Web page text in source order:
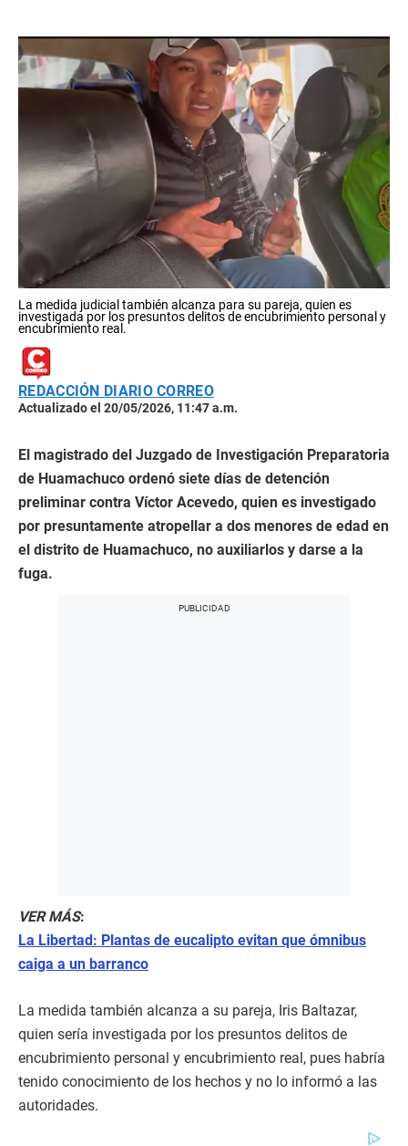
La medida judicial también alcanza para su pareja, quien es
investigada por los presuntos delitos de encubrimiento personal y
encubrimiento real.
REDACCIÓN DIARIO CORREO
Actualizado el 20/05/2026, 11:47 a.m.
El magistrado del Juzgado de Investigación Preparatoria
de Huamachuco ordenó siete días de detención
preliminar contra Víctor Acevedo, quien es investigado
por presuntamente atropellar a dos menores de edad en
el distrito de Huamachuco, no auxiliarlos y darse a la
fuga.
VER MÁS:
La Libertad: Plantas de eucalipto evitan que ómnibus
caiga a un barranco
La medida también alcanza a su pareja, Iris Baltazar,
quien sería investigada por los presuntos delitos de
encubrimiento personal y encubrimiento real, pues habría
tenido conocimiento de los hechos y no lo informó a las
autoridades.